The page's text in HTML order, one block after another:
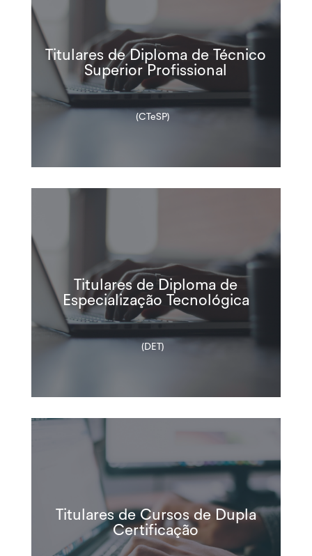
(CTeSP)
Titulares de Diploma de Técnico
Superior Profissional
(DET)
Titulares de Diploma de
Especialização Tecnológica
Titulares de Cursos de Dupla
Certificação